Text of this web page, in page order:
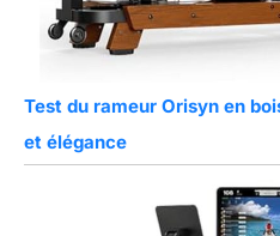
Test du rameur Orisyn en
et élégance